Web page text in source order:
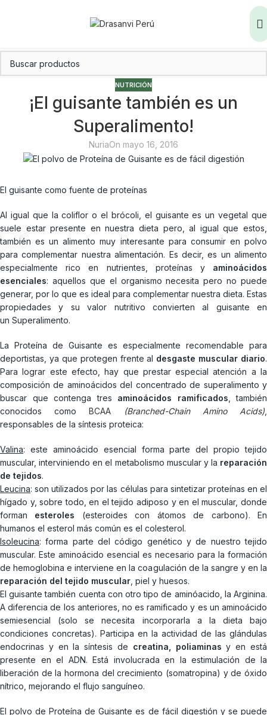
NUTRICIÓN
¡El guisante también es un
Superalimento!
NuriaOn mayo 16, 2016
El guisante como fuente de proteínas
Al igual que la coliflor o el brócoli, el guisante es un vegetal que
suele estar presente en nuestra dieta pero, al igual que estos,
también es un alimento muy interesante para consumir en polvo
para complementar nuestra alimentación. Es decir, es un alimento
especialmente rico en nutrientes, proteínas y aminoácidos
esenciales: aquellos que el organismo necesita pero no puede
generar, por lo que es ideal para complementar nuestra dieta. Estas
propiedades y su valor nutritivo convierten al guisante en
un Superalimento.
La Proteína de Guisante es especialmente recomendable para
deportistas, ya que protegen frente al desgaste muscular diario.
Para lograr este efecto, hay que prestar especial atención a la
composición de aminoácidos del concentrado de superalimento y
buscar que contenga tres aminoácidos ramificados , también
conocidos comoBCAA (Branched-Chain Amino Acids)
responsables de la síntesis proteica:
Valina: este aminoácido esencial forma parte del propio tejido
muscular, interviniendo en el metabolismo muscular y la reparación
de tejidos.
Leucina: son utilizados por las células para sintetizar proteínas en el
hígado y, sobre todo, en el tejido adiposo y en el muscular, donde
forman esteroles (esteroides con átomos de carbono). En
humanos el esterol más común es el colesterol.
Isoleucina: forma parte del código genético y de nuestro tejido
muscular. Este aminoácido esencial es necesario para la formación
de hemoglobina e interviene en la coagulación de la sangre y en la
reparación del tejido muscular , piel y huesos.
El guisante también cuenta con otro tipo de aminóacido, la Arginina.
A diferencia de los anteriores, no es ramificado y es un aminoácido
semiesencial (solo se necesita incorporarla a la dieta bajo
condiciones concretas). Participa en la actividad de las glándulas
endocrinas y en la síntesis de creatina, poliaminas y en está
presente en el ADN. Está involucrada en la estimulación de la
liberación de la hormona del crecimiento (somatropina) y de óxido
nítrico, mejorando el flujo sanguíneo.
El polvo de Proteína de Guisante es de fácil digestión y se puede